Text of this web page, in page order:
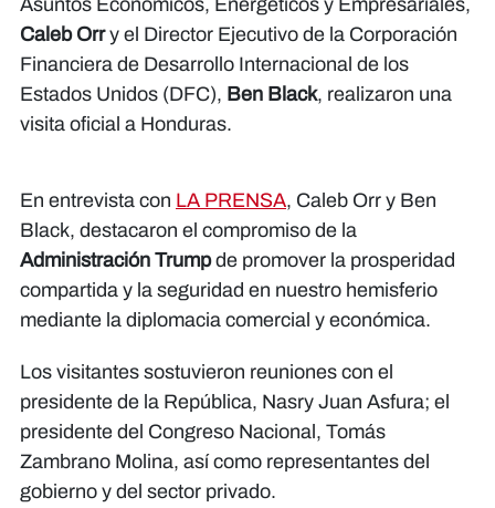
Asuntos Económicos, Energéticos y Empresariales,
Caleb Orry el Director Ejecutivo de la Corporación
Financiera de Desarrollo Internacional de los
Estados Unidos (DFC), Ben Black, realizaron una
visita oficial a Honduras.
En entrevista con LA PRENSA, Caleb Orr y Ben
Black, destacaron el compromiso de la
Administración Trumpde promover la prosperidad
compartida y la seguridad en nuestro hemisferio
mediante la diplomacia comercial y económica.
Los visitantes sostuvieron reuniones con el
presidente de la República, Nasry Juan Asfura; el
presidente del Congreso Nacional, Tomás
Zambrano Molina, así como representantes del
gobierno y del sector privado.